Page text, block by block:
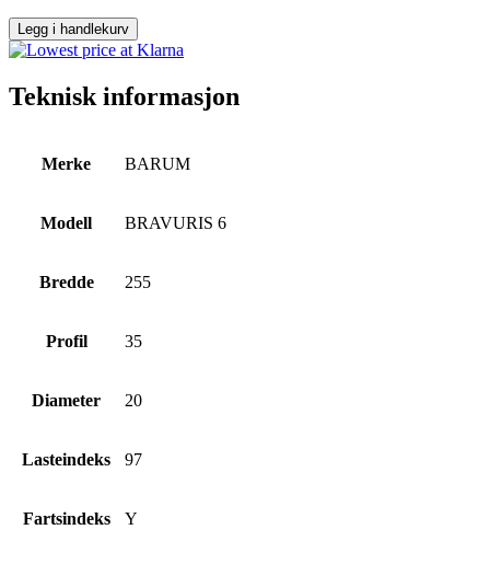
Legg i handlekurv
Teknisk informasjon
Merke BARUM
Modell BRAVURIS 6
Bredde 255
Profil 35
Diameter 20
Lasteindeks 97
Fartsindeks Y